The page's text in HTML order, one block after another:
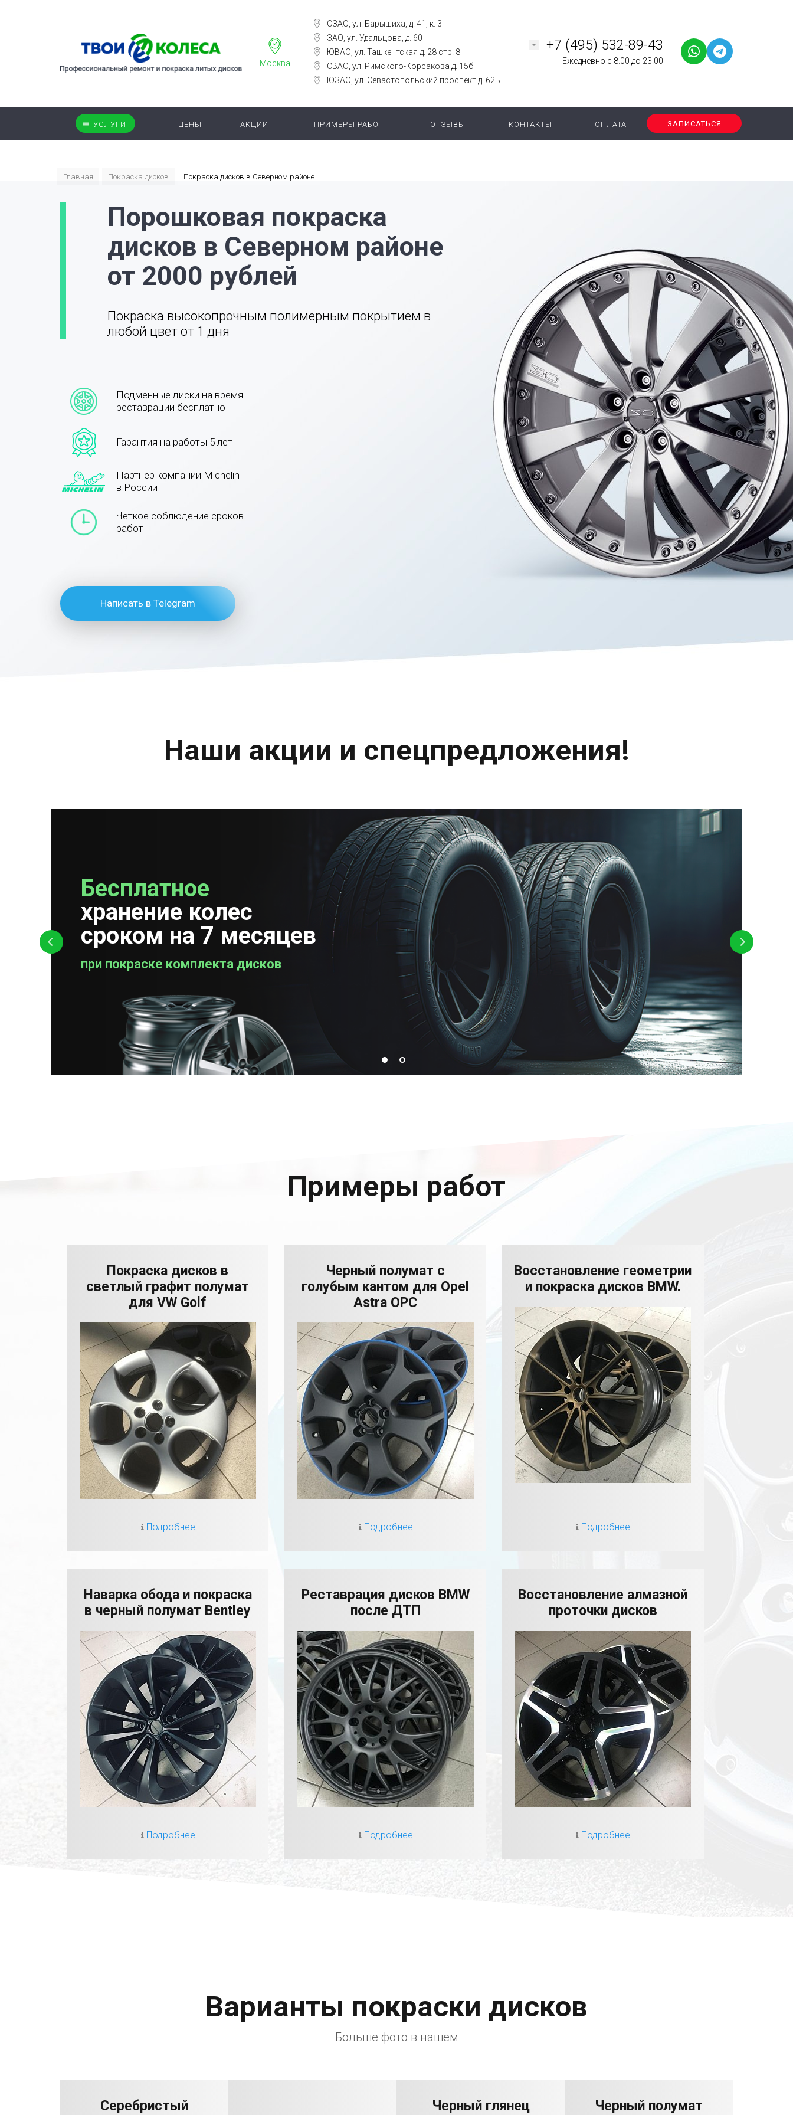
Москва
СЗАО, ул. Барышиха, д. 41, к. 3
ЗАО, ул. Удальцова, д. 60
ЮВАО, ул. Ташкентская д. 28 стр. 8
СВАО, ул. Римского-Корсакова д. 15б
ЮЗАО, ул. Севастопольский проспект д. 62Б
+7 (495) 532-89-43
Ежедневно с 8.00 до 23.00
УСЛУГИ ЦЕНЫ АКЦИИ ПРИМЕРЫ РАБОТ ОТЗЫВЫ КОНТАКТЫ ОПЛАТА ЗАПИСАТЬСЯ
Главная Покраска дисков Покраска дисков в Северном районе
Порошковая покраска
дисков в Северном районе
от 2000 рублей
Покраска высокопрочным полимерным покрытием в
любой цвет от 1 дня
Подменные диски на время
реставрации бесплатно
Гарантия на работы 5 лет
Партнер компании Michelin
в России
Четкое соблюдение сроков
работ
Написать в Telegram
Наши акции и спецпредложения!
Бесплатное
хранение колес
сроком на 7 месяцев
при покраске комплекта дисков
Бесплатная
проверка колес
Примеры работ
Покраска дисков в
светлый графит полумат
для VW Golf
Подробнее
Черный полумат с
голубым кантом для Opel
Astra OPC
Подробнее
Восстановление геометрии
и покраска дисков BMW.
Подробнее
Наварка обода и покраска
в черный полумат Bentley
Подробнее
Реставрация дисков BMW
после ДТП
Подробнее
Восстановление алмазной
проточки дисков
Подробнее
Варианты покраски дисков
Больше фото в нашем
Серебристый Черный глянец Черный полумат